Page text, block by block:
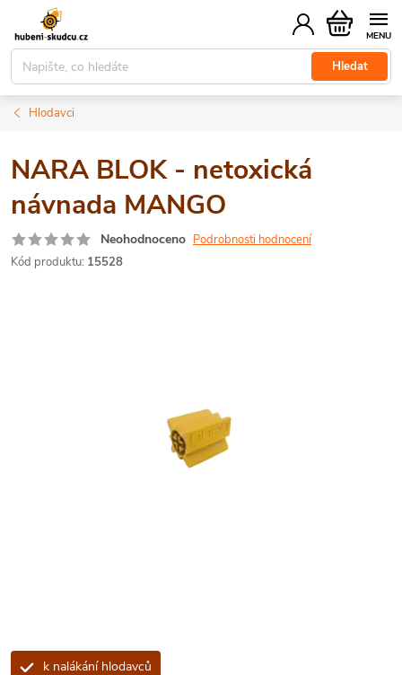
obsah
Hledat
Nákupní
košík
Hlodavci
NARA BLOK - netoxická
návnada MANGO
Neohodnoceno Podrobnosti hodnocení
Kód produktu: 15528
k nalákání hlodavců